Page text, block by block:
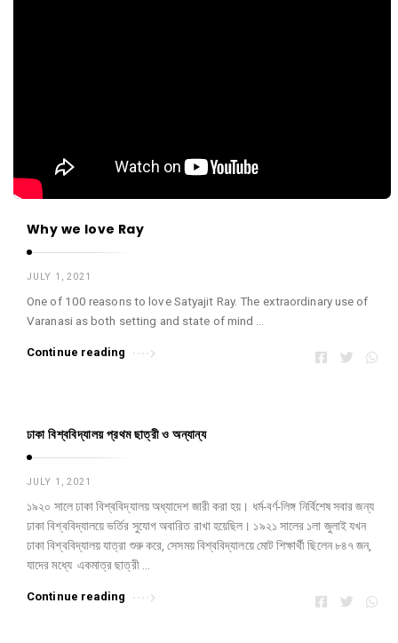
Why we love Ray
JULY 1, 2021
One of 100 reasons to love Satyajit Ray. The extraordinary use of
Varanasi as both setting and state of mind …
Continue reading
ঢাকা বিশ্ববিদ্যালয় প্রথম ছাত্রী ও অন্যান্য
JULY 1, 2021
১৯২০ সালে ঢাকা বিশ্ববিদ্যালয় অধ্যাদেশ জারী করা হয়। ধর্ম-বর্ণ-লিঙ্গ নির্বিশেষ সবার জন্য
ঢাকা বিশ্ববিদ্যালয়ে ভর্তির সুযোগ অবারিত রাখা হয়েছিল। ১৯২১ সালের ১লা জুলাই যখন
ঢাকা বিশ্ববিদ্যালয় যাত্রা শুরু করে, সেসময় বিশ্ববিদ্যালয়ে মোট শিক্ষার্থী ছিলেন ৮৪৭ জন,
যাদের মধ্যে একমাত্র ছাত্রী …
Continue reading